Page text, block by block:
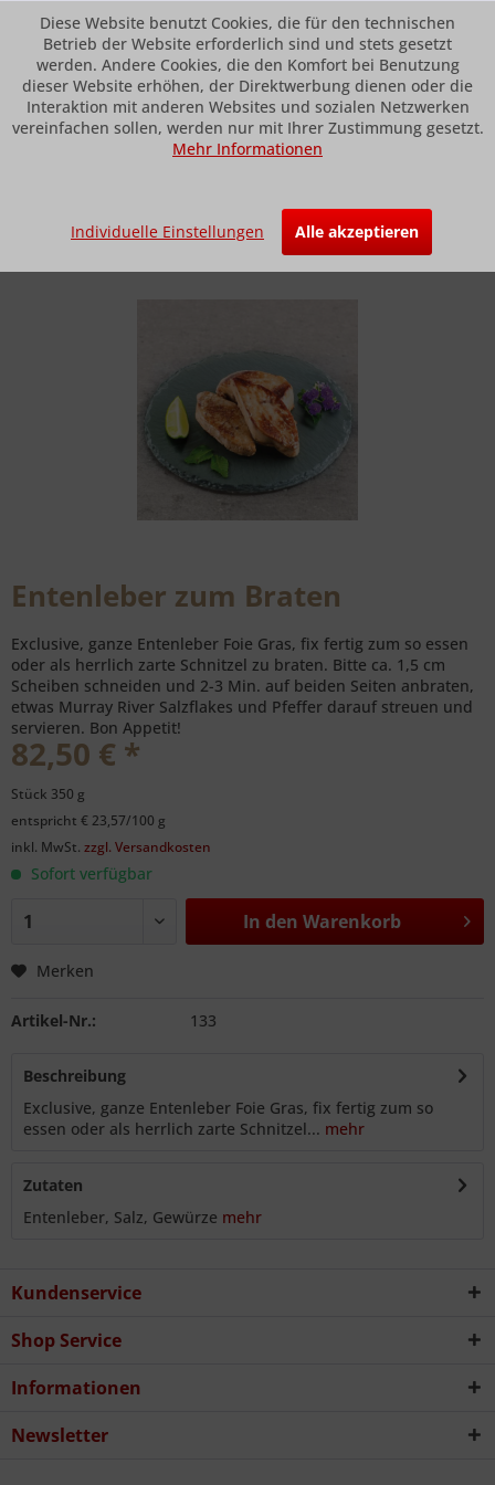
Menü
Entenleber zum Braten
Entenleber zum Braten
Exclusive, ganze Entenleber Foie Gras, fix fertig zum so essen
oder als herrlich zarte Schnitzel zu braten. Bitte ca. 1,5 cm
Scheiben schneiden und 2-3 Min. auf beiden Seiten anbraten,
etwas Murray River Salzflakes und Pfeffer darauf streuen und
servieren. Bon Appetit!
82,50 € *
Stück 350 g
entspricht € 23,57/100 g
inkl. MwSt. zzgl. Versandkosten
Sofort verfügbar
In den Warenkorb
Merken
Artikel-Nr.: 133
Beschreibung
Exclusive, ganze Entenleber Foie Gras, fix fertig zum so
essen oder als herrlich zarte Schnitzel... mehr
Zutaten
Entenleber, Salz, Gewürze mehr
Kundenservice
Shop Service
Informationen
Newsletter
Diese Website benutzt Cookies, die für den technischen
Betrieb der Website erforderlich sind und stets gesetzt
werden. Andere Cookies, die den Komfort bei Benutzung
dieser Website erhöhen, der Direktwerbung dienen oder die
Interaktion mit anderen Websites und sozialen Netzwerken
vereinfachen sollen, werden nur mit Ihrer Zustimmung gesetzt.
Mehr Informationen
Individuelle Einstellungen Alle akzeptieren